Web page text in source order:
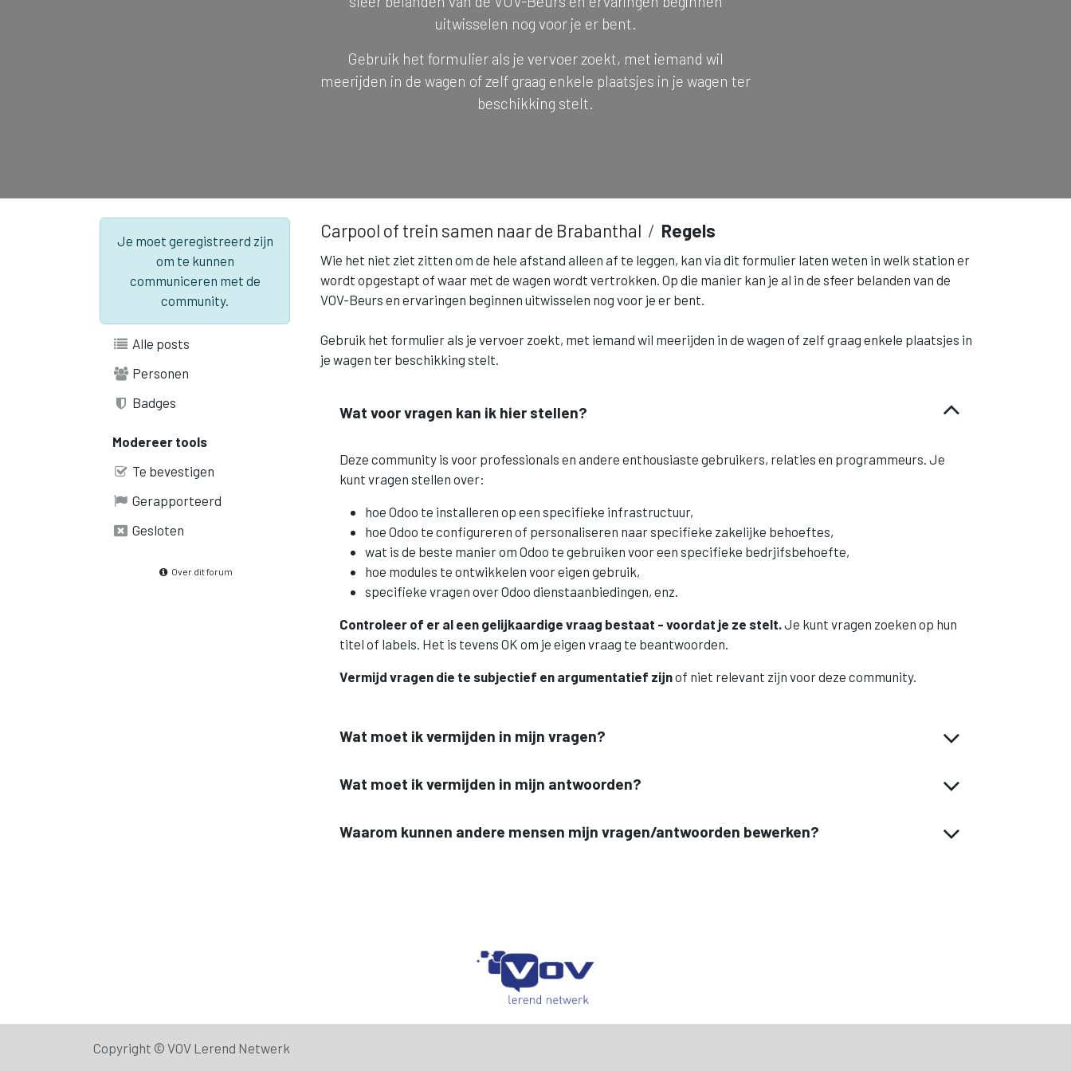
uitwisselen nog voor je er bent.
Gebruik het formulier als je vervoer zoekt, met iemand wil
meerijden in de wagen of zelf graag enkele plaatsjes in je wagen ter
beschikking stelt.
Je moet geregistreerd zijn
om te kunnen
communiceren met de
community.
Alle posts
Personen
Badges
Modereer tools
Te bevestigen
Gerapporteerd
Gesloten
Over dit forum
Carpool of trein samen naar de Brabanthal Regels
Wie het niet ziet zitten om de hele afstand alleen af te leggen, kan via dit formulier laten weten in welk station er
wordt opgestapt of waar met de wagen wordt vertrokken. Op die manier kan je al in de sfeer belanden van de
VOV-Beurs en ervaringen beginnen uitwisselen nog voor je er bent.
Gebruik het formulier als je vervoer zoekt, met iemand wil meerijden in de wagen of zelf graag enkele plaatsjes in
je wagen ter beschikking stelt.
Wat voor vragen kan ik hier stellen?
Deze community is voor professionals en andere enthousiaste gebruikers, relaties en programmeurs. Je
kunt vragen stellen over:
hoe Odoo te installeren op een specifieke infrastructuur,
hoe Odoo te configureren of personaliseren naar specifieke zakelijke behoeftes,
wat is de beste manier om Odoo te gebruiken voor een specifieke bedrjifsbehoefte,
hoe modules te ontwikkelen voor eigen gebruik,
specifieke vragen over Odoo dienstaanbiedingen, enz.
Controleer of er al een gelijkaardige vraag bestaat - voordat je ze stelt.Je kunt vragen zoeken op hun
titel of labels. Het is tevens OK om je eigen vraag te beantwoorden.
Vermijd vragen die te subjectief en argumentatief zijnof niet relevant zijn voor deze community.
Wat moet ik vermijden in mijn vragen?
Wat moet ik vermijden in mijn antwoorden?
Waarom kunnen andere mensen mijn vragen/antwoorden bewerken?
Copyright © VOV Lerend Netwerk